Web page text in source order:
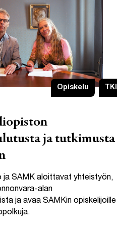
Opiskelu
TKI
ja tutkimusta
ja SAMK aloittavat yhteistyön,
alan
ja avaa SAMKin opiskelijoille